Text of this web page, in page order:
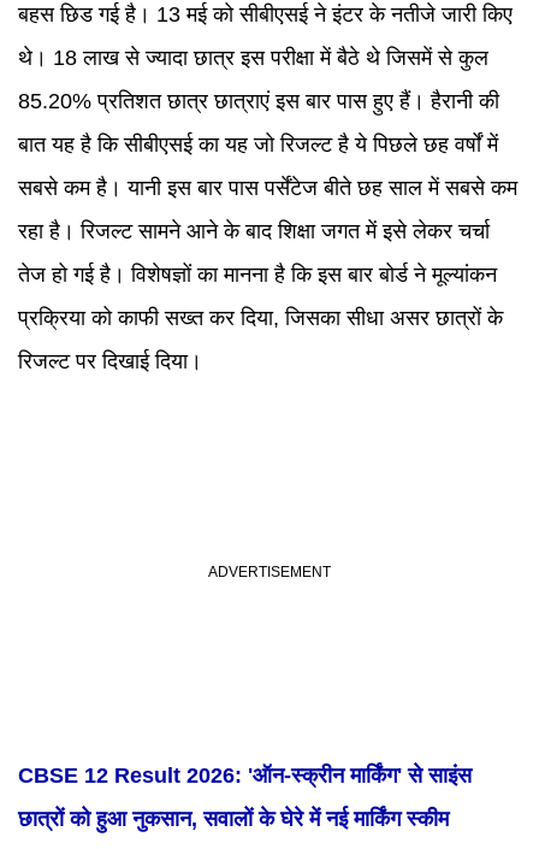
बहस छिड गई है। 13 मई को सीबीएसई ने इंटर के नतीजे जारी किए
थे। 18 लाख से ज्यादा छात्र इस परीक्षा में बैठे थे जिसमें से कुल
85.20% प्रतिशत छात्र छात्राएं इस बार पास हुए हैं। हैरानी की
बात यह है कि सीबीएसई का यह जो रिजल्ट है ये पिछले छह वर्षों में
सबसे कम है। यानी इस बार पास पर्सेंटेज बीते छह साल में सबसे कम
रहा है। रिजल्ट सामने आने के बाद शिक्षा जगत में इसे लेकर चर्चा
तेज हो गई है। विशेषज्ञों का मानना है कि इस बार बोर्ड ने मूल्यांकन
प्रक्रिया को काफी सख्त कर दिया, जिसका सीधा असर छात्रों के
रिजल्ट पर दिखाई दिया।
CBSE 12 Result 2026: 'ऑन-स्क्रीन मार्किंग' से साइंस
छात्रों को हुआ नुकसान, सवालों के घेरे में नई मार्किंग स्कीम